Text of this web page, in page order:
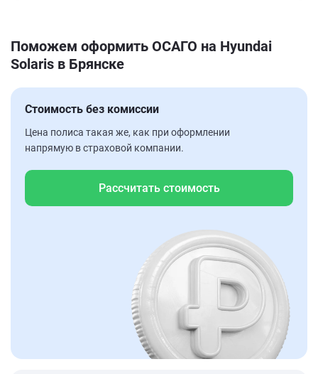
Поможем оформить ОСАГО на Hyundai
Solaris в Брянске
Стоимость без комиссии
Цена полиса такая же, как при оформлении
напрямую в страховой компании.
Рассчитать стоимость